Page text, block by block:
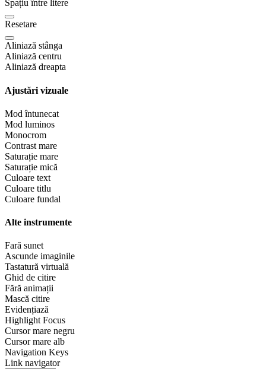
Spațiu între litere
Resetare
Aliniază stânga
Aliniază centru
Aliniază dreapta
Ajustări vizuale
Mod întunecat
Mod luminos
Monocrom
Contrast mare
Saturație mare
Saturație mică
Culoare text
Culoare titlu
Culoare fundal
Alte instrumente
Fară sunet
Ascunde imaginile
Tastatură virtuală
Ghid de citire
Fără animații
Mască citire
Evidențiază
Highlight Focus
Cursor mare negru
Cursor mare alb
Navigation Keys
Link navigator